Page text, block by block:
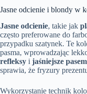
Jasne odcienie i blondy w
Jasne odcienie, takie jak
często preferowane do
przypadku szatynek. Te
pasma, wprowadzając
refleksy i jaśniejsze
sprawia, że fryzury
Wykorzystanie technik